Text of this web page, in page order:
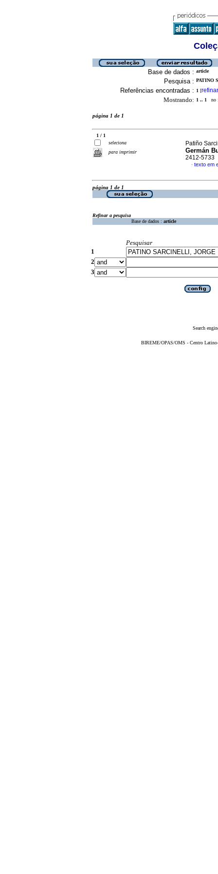
Base de dados : article
Pesquisa : PATINO
Referências encontradas : 1 [refinar
Mostrando: 1 .. 1 no
página 1 de 1
1 / 1
seleciona
para imprimir
Patiño
Germán
2412-5733
· texto em
página 1 de 1
Refinar a pesquisa
Base de dados : article
Pesquisar
1
2
3
Search
BIREME/OPAS/OMS - Centro Latino-